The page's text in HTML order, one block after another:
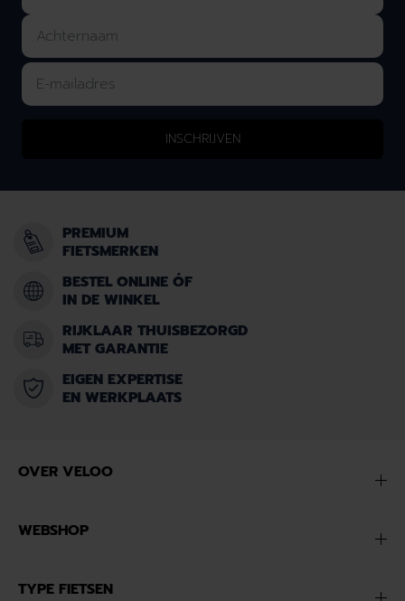
INSCHRIJVEN
PREMIUM
FIETSMERKEN
BESTEL ONLINE ÓF
IN DE WINKEL
RIJKLAAR THUISBEZORGD
MET GARANTIE
EIGEN EXPERTISE
EN WERKPLAATS
OVER VELOO
WEBSHOP
TYPE FIETSEN